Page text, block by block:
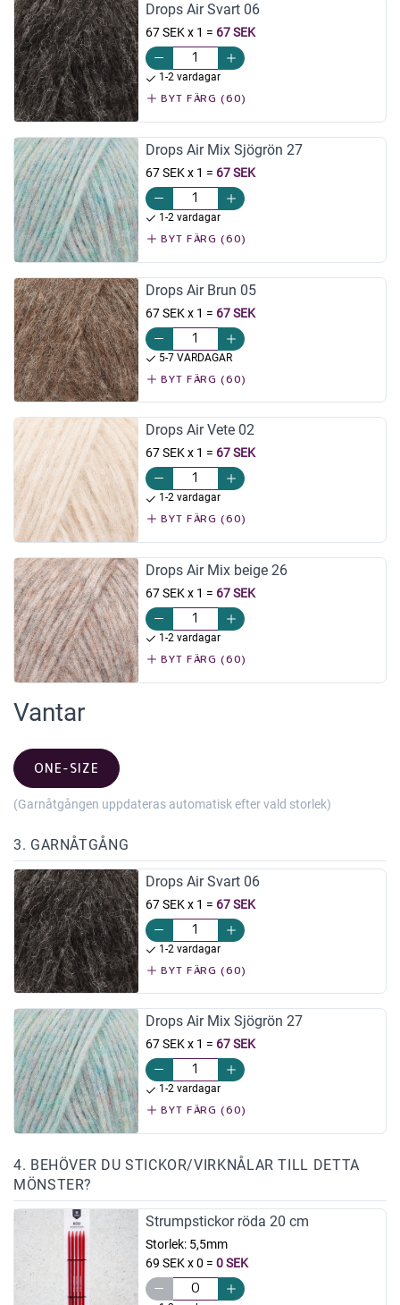
Drops Air Svart 06
67 SEK x 1 = 67 SEK
1-2 vardagar
BYT FÄRG (60)
Drops Air Mix Sjögrön 27
67 SEK x 1 = 67 SEK
1-2 vardagar
BYT FÄRG (60)
Drops Air Brun 05
67 SEK x 1 = 67 SEK
5-7 VARDAGAR
BYT FÄRG (60)
Drops Air Vete 02
67 SEK x 1 = 67 SEK
1-2 vardagar
BYT FÄRG (60)
Drops Air Mix beige 26
67 SEK x 1 = 67 SEK
1-2 vardagar
BYT FÄRG (60)
Vantar
ONE-SIZE
(Garnåtgången uppdateras automatisk efter vald storlek)
3. GARNÅTGÅNG
Drops Air Svart 06
67 SEK x 1 = 67 SEK
1-2 vardagar
BYT FÄRG (60)
Drops Air Mix Sjögrön 27
67 SEK x 1 = 67 SEK
1-2 vardagar
BYT FÄRG (60)
4. BEHÖVER DU STICKOR/VIRKNÅLAR TILL DETTA
MÖNSTER?
Strumpstickor röda 20 cm
Storlek: 5,5mm
69 SEK x 0 = 0 SEK